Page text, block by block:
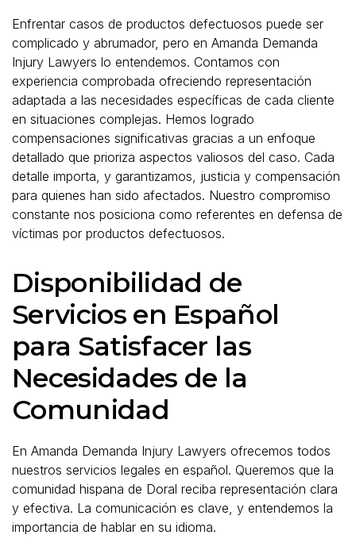
Enfrentar casos de productos defectuosos puede ser
complicado y abrumador, pero en Amanda Demanda
Injury Lawyers lo entendemos. Contamos con
experiencia comprobada ofreciendo representación
adaptada a las necesidades específicas de cada cliente
en situaciones complejas. Hemos logrado
compensaciones significativas gracias a un enfoque
detallado que prioriza aspectos valiosos del caso. Cada
detalle importa, y garantizamos, justicia y compensación
para quienes han sido afectados. Nuestro compromiso
constante nos posiciona como referentes en defensa de
víctimas por productos defectuosos.
Disponibilidad de
Servicios en Español
para Satisfacer las
Necesidades de la
Comunidad
En Amanda Demanda Injury Lawyers ofrecemos todos
nuestros servicios legales en español. Queremos que la
comunidad hispana de Doral reciba representación clara
y efectiva. La comunicación es clave, y entendemos la
importancia de hablar en su idioma.